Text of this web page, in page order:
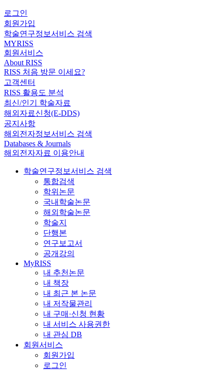
로그인
회원가입
학술연구정보서비스 검색
MYRISS
회원서비스
About RISS
RISS 처음 방문 이세요?
고객센터
RISS 활용도 분석
최신/인기 학술자료
해외자료신청(E-DDS)
공지사항
해외전자정보서비스 검색
Databases & Journals
해외전자자료 이용안내
학술연구정보서비스 검색
통합검색
학위논문
국내학술논문
해외학술논문
학술지
단행본
연구보고서
공개강의
MyRISS
내 추천논문
내 책장
내 최근 본 논문
내 저작물관리
내 구매·신청 현황
내 서비스 사용권한
내 관심 DB
회원서비스
회원가입
로그인